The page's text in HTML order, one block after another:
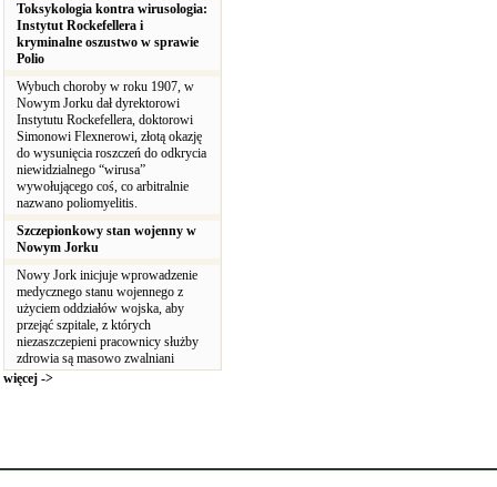
Toksykologia kontra wirusologia:
Instytut Rockefellera i
kryminalne oszustwo w sprawie
Polio
Wybuch choroby w roku 1907, w
Nowym Jorku dał dyrektorowi
Instytutu Rockefellera, doktorowi
Simonowi Flexnerowi, złotą okazję
do wysunięcia roszczeń do odkrycia
niewidzialnego “wirusa”
wywołującego coś, co arbitralnie
nazwano poliomyelitis.
Szczepionkowy stan wojenny w
Nowym Jorku
Nowy Jork inicjuje wprowadzenie
medycznego stanu wojennego z
użyciem oddziałów wojska, aby
przejąć szpitale, z których
niezaszczepieni pracownicy służby
zdrowia są masowo zwalniani
więcej ->